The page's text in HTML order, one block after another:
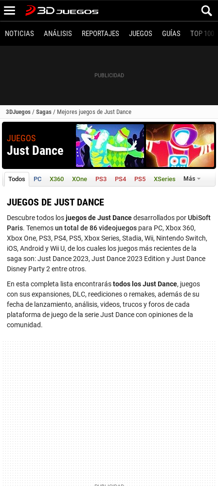
NOTICIAS ANÁLISIS REPORTAJES JUEGOS GUÍAS TOP 100
3DJuegos / Sagas / Mejores juegos de Just Dance
JUEGOS
Just Dance
Todos PC X360 XOne PS3 PS4 PS5 XSeries Más
JUEGOS DE JUST DANCE
Descubre todos losjuegos de Just Dancedesarrollados porUbiSoft
Paris. Tenemosun total de 86 videojuegos para PC, Xbox 360,
Xbox One, PS3, PS4, PS5, Xbox Series, Stadia, Wii, Nintendo Switch,
iOS, Android y Wii U, de los cuales los juegos más recientes de la
saga son: Just Dance 2023, Just Dance 2023 Edition y Just Dance
Disney Party 2 entre otros.
En esta completa lista encontrarástodos los Just Dance, juegos
con sus expansiones, DLC, reediciones o remakes, además de su
fecha de lanzamiento, análisis, videos, trucos y foros de cada
plataforma de juego de la serie Just Dance con opiniones de la
comunidad.